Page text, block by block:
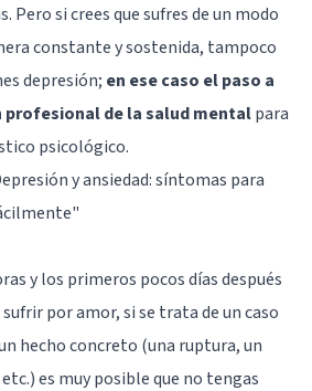
Pero si crees que sufres de un modo
constante y sostenida, tampoco
depresión; en ese caso el paso a
profesional de la salud mentalpara
psicológico.
y ansiedad: síntomas para
"
y los primeros pocos días después
por amor, si se trata de un caso
hecho concreto (una ruptura, un
es muy posible que no tengas